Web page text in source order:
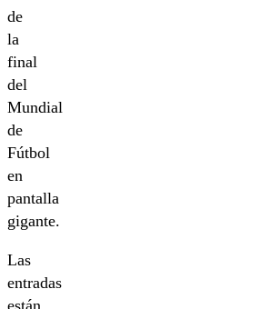
de
la
final
del
Mundial
de
Fútbol
en
pantalla
gigante.
Las
entradas